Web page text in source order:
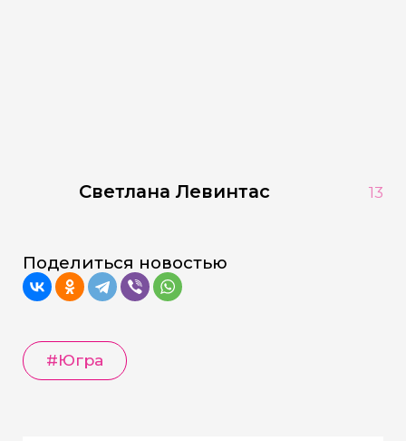
Светлана Левинтас 13
Поделиться новостью
#Югра